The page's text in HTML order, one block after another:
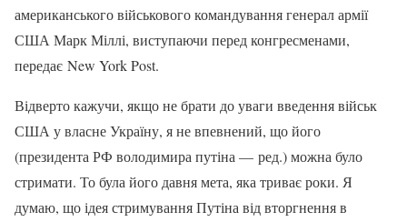
американського військового командування генерал армії
США Марк Міллі, виступаючи перед конгресменами,
передає New York Post.
Відверто кажучи, якщо не брати до уваги введення військ
США у власне Україну, я не впевнений, що його
(президента РФ володимира путіна — ред.) можна було
стримати. То була його давня мета, яка триває роки. Я
думаю, що ідея стримування Путіна від вторгнення в